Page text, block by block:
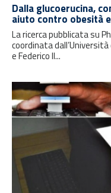
Dalla glucoerucina,
aiuto contro obesità
La ricerca pubblicata su
coordinata dall’Università
e Federico II...